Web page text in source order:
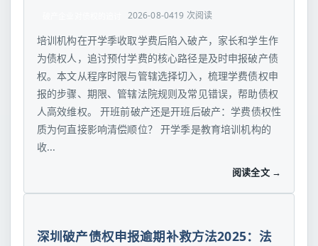
2026-08-0419 次阅读
培训机构在开学季收取学费后陷入破产，家长和学生作
为债权人，追讨预付学费的核心路径是及时申报破产债
权。本文从程序时限与管辖选择切入，梳理学费债权申
报的步骤、期限、管辖法院规则及常见错误，帮助债权
人高效维权。 开班前破产还是开班后破产：学费债权性
质为何直接影响清偿顺位？ 开学季是教育培训机构的
收...
阅读全文 →
深圳破产债权申报逾期补救方法2025：法